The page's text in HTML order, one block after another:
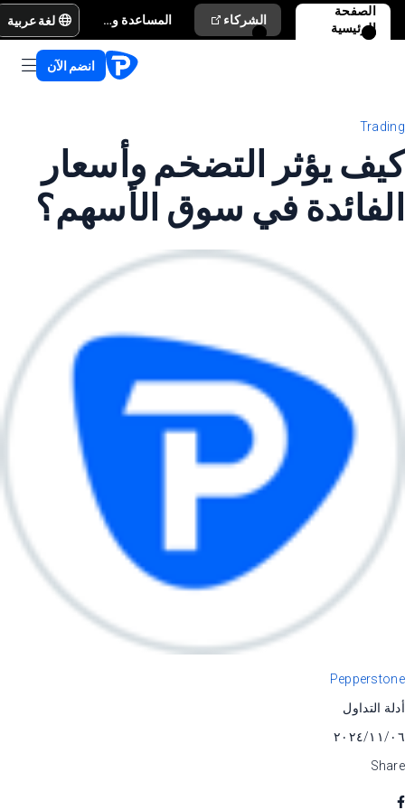
الصفحة
الرئيسية
الشركاء المساعدة والدعم لغة عربية
انضم الآن
Trading
كيف يؤثر التضخم وأسعار
الفائدة في سوق الأسهم؟
Pepperstone
أدلة التداول
٠٦‏/١١‏/٢٠٢٤
Share